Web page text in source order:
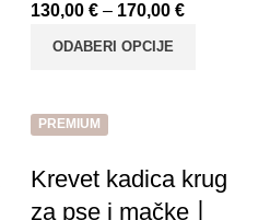
130,00 € – 170,00 €
ODABERI OPCIJE
PREMIUM
Krevet kadica krug
za pse i mačke丨